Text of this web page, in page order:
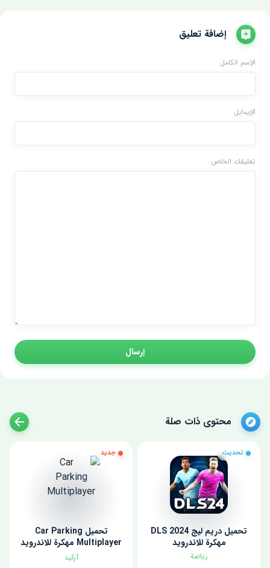
إضافة تعليق
الإسم الكامل
الإيمايل
تعليقك الخاص
إرسال
محتوى ذات صلة
تحديث
تحميل دريم ليج 2024 DLS
مهكرة للاندرويد
رياضة
جديد
تحميل Car Parking
Multiplayer مهكرة للاندرويد
اخر اصدار
آركيد